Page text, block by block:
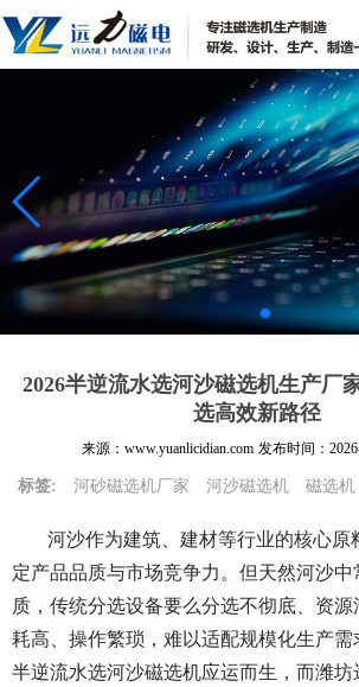
2026半逆流水选河沙磁选机生产厂
选高效新路径
来源：www.yuanlicidian.com 发布时间：
标签: 河砂磁选机厂家 河沙磁选机 磁选机
河沙作为建筑、建材等行业的核心原
定产品品质与市场竞争力。但天然河沙
质，传统分选设备要么分选不彻底、资
耗高、操作繁琐，难以适配规模化生产需
半逆流水选河沙磁选机应运而生，而潍坊